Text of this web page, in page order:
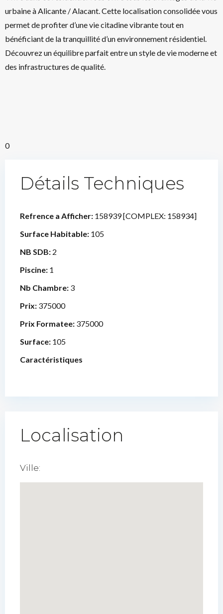
urbaine à Alicante / Alacant. Cette localisation consolidée vous
permet de profiter d’une vie citadine vibrante tout en
bénéficiant de la tranquillité d’un environnement résidentiel.
Découvrez un équilibre parfait entre un style de vie moderne et
des infrastructures de qualité.
0
Détails Techniques
Refrence a Afficher: 158939 [COMPLEX: 158934]
Surface Habitable: 105
NB SDB: 2
Piscine: 1
Nb Chambre: 3
Prix: 375000
Prix Formatee: 375000
Surface: 105
Caractéristiques
Localisation
Ville: